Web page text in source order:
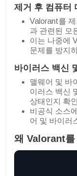
제거 후 컴퓨터
Valorant를
과 관련된 모
이는 나중에
문제를 방지
바이러스 백신
맬웨어 및 바
이러스 백신
상태인지 확
비공식 소스
어 및 바이러
왜 Valorant